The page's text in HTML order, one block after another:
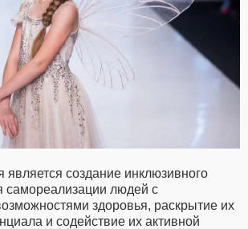
создание инклюзивного
самореализации людей с
здоровья, раскрытие их
и содействие их активной